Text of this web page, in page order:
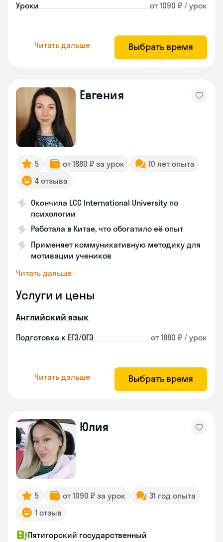
Уроки от 1090 ₽ / урок
Читать дальше Выбрать время
Евгения
5 от 1880 ₽ за урок
10 лет опыта
4 отзыва
Окончила LCC International University по
психологии
Работала в Китае, что обогатило её опыт
Применяет коммуникативную методику для
мотивации учеников
Читать дальше
Услуги и цены
Английский язык
Подготовка к ЕГЭ/ОГЭ от 1880 ₽ / урок
Читать дальше Выбрать время
Юлия
5 от 1090 ₽ за урок
31 год опыта
1 отзыв
Пятигорский государственный